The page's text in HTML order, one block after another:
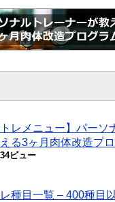
トレメニュー】パーソ
る3ヶ月肉体改造プ
ビュー
種目一覧 – 400種目